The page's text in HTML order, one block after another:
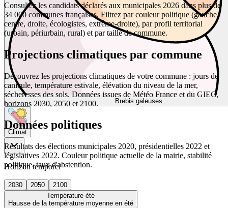
Brebis galeuses
Climat
Horizon temporel
2030 2050
2100
Température été
Hausse de la température moyenne en été
Consultez les candidats déclarés aux municipales 2026 dans plus de
34 000 communes françaises. Filtrez par couleur politique (gauche,
centre, droite, écologistes, extrême-droite), par profil territorial
(urbain, périurbain, rural) et par taille de commune.
Projections climatiques par commune
Découvrez les projections climatiques de votre commune : jours de
canicule, température estivale, élévation du niveau de la mer,
sécheresses des sols. Données issues de Météo France et du GIEC,
horizons 2030, 2050 et 2100.
Données politiques
Résultats des élections municipales 2020, présidentielles 2022 et
législatives 2022. Couleur politique actuelle de la mairie, stabilité
politique, taux d'abstention.